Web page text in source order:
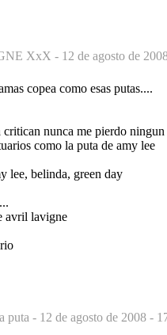
XxX - 12 de agosto de
copea como esas putas....
critican nunca me pierdo
como la puta de amy lee
lee, belinda, green day
avril lavigne
puta - 12 de agosto de 2008 -